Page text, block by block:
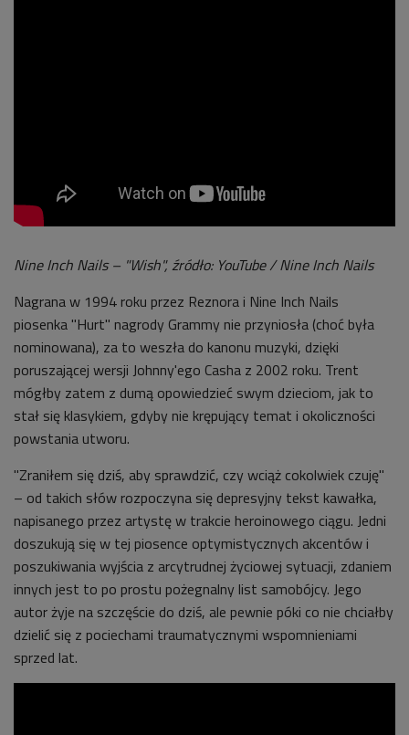
Nine Inch Nails – "Wish", źródło: YouTube / Nine Inch Nails
Nagrana w 1994 roku przez Reznora i Nine Inch Nails
piosenka "Hurt" nagrody Grammy nie przyniosła (choć była
nominowana), za to weszła do kanonu muzyki, dzięki
poruszającej wersji Johnny'ego Casha z 2002 roku. Trent
mógłby zatem z dumą opowiedzieć swym dzieciom, jak to
stał się klasykiem, gdyby nie krępujący temat i okoliczności
powstania utworu.
"Zraniłem się dziś, aby sprawdzić, czy wciąż cokolwiek czuję"
– od takich słów rozpoczyna się depresyjny tekst kawałka,
napisanego przez artystę w trakcie heroinowego ciągu. Jedni
doszukują się w tej piosence optymistycznych akcentów i
poszukiwania wyjścia z arcytrudnej życiowej sytuacji, zdaniem
innych jest to po prostu pożegnalny list samobójcy. Jego
autor żyje na szczęście do dziś, ale pewnie póki co nie chciałby
dzielić się z pociechami traumatycznymi wspomnieniami
sprzed lat.